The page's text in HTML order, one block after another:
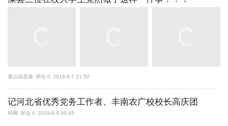
唐山信息港 评论 0 2016-8-7 21:50
记河北省优秀党务工作者、丰南农广校校长高庆团
环网 评论 0 2016-8-4 09:45